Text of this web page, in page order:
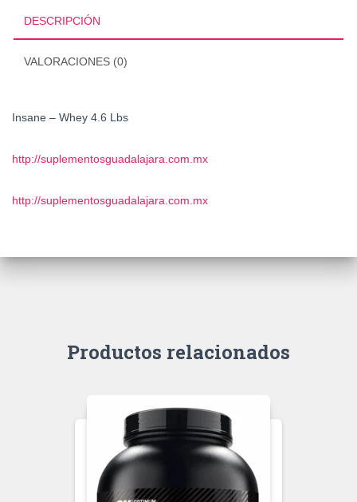
DESCRIPCIÓN
VALORACIONES (0)
Insane – Whey 4.6 Lbs
http://suplementosguadalajara.com.mx
http://suplementosguadalajara.com.mx
Productos relacionados